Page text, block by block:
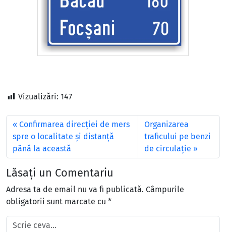
Vizualizări: 147
Confirmarea direcției de mers
spre o localitate și distanță
până la această
Organizarea
traficului pe benzi
de circulație
Lăsați un Comentariu
Adresa ta de email nu va fi publicată. Câmpurile
obligatorii sunt marcate cu *